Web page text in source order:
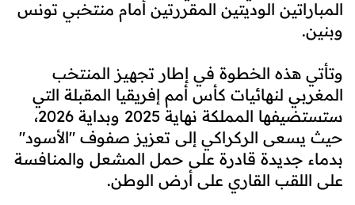
المباراتين الوديتين المقررتين أمام منتخبي تونس
وبنين.
وتأتي هذه الخطوة في إطار تجهيز المنتخب
المغربي لنهائيات كأس أمم إفريقيا المقبلة التي
ستستضيفها المملكة نهاية 2025 وبداية 2026،
حيث يسعى الركراكي إلى تعزيز صفوف "الأسود"
بدماء جديدة قادرة على حمل المشعل والمنافسة
على اللقب القاري على أرض الوطن.